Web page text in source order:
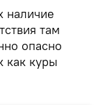
наличие
там
опасно
как куры